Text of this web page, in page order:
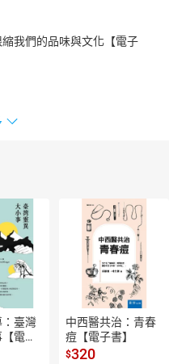
我們的品味與文化【電子
：臺灣
電子
中西醫共治：青春
痘【電子書】
$320